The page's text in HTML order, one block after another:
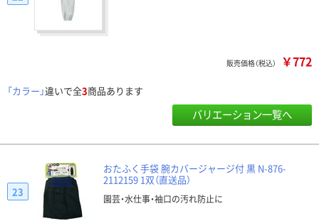
販売価格（税込） ￥772
「カラー」違いで全3商品あります
バリエーション一覧へ
おたふく手袋 腕カバージャージ付 黒 N-876-
2112159 1双（直送品）
園芸・水仕事・袖口の汚れ防止に
23